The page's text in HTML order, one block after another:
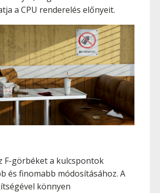
a CPU renderelés előnyeit.
F-görbéket a kulcspontok
és finomabb módosításához. A
könnyen